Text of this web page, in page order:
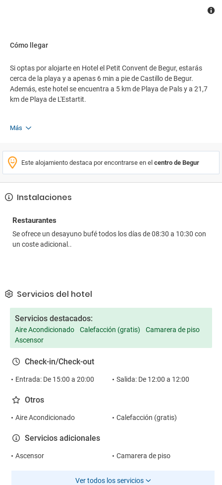
Cómo llegar
Si optas por alojarte en Hotel el Petit Convent de Begur, estarás
cerca de la playa y a apenas 6 min a pie de Castillo de Begur.
Además, este hotel se encuentra a 5 km de Playa de Pals y a 21,7
km de Playa de L'Estartit.
Más
Este alojamiento destaca por encontrarse en el centro de Begur
Instalaciones
Restaurantes
Se ofrece un desayuno bufé todos los días de 08:30 a 10:30 con
un coste adicional..
Servicios del hotel
Servicios destacados:
Aire Acondicionado Calefacción (gratis)
Camarera de piso
Ascensor
Check-in/Check-out
Entrada: De 15:00 a 20:00 Salida: De 12:00 a 12:00
Otros
Aire Acondicionado Calefacción (gratis)
Servicios adicionales
Ascensor Camarera de piso
Ver todos los servicios